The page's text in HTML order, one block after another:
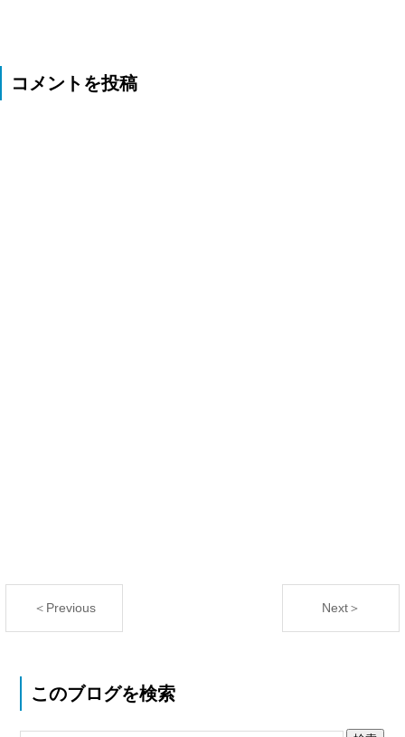
コメントを投稿
＜Previous Next＞
このブログを検索